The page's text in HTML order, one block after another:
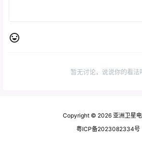
暂无讨论，说说你的看法
Copyright © 2026 亚洲卫星
粤ICP备2023082334号